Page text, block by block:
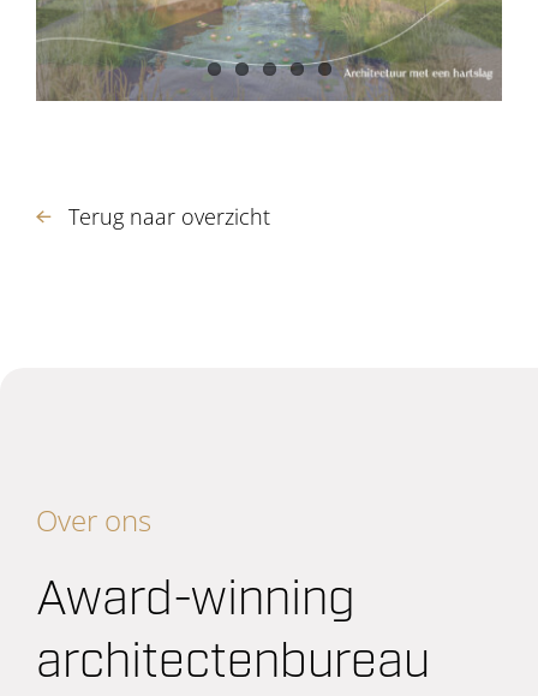
Terug naar overzicht
Over ons
Award-winning
architectenbureau